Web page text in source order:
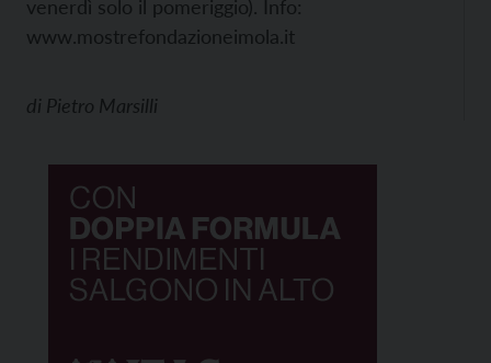
venerdì solo il pomeriggio). Info:
www.mostrefondazioneimola.it
di Pietro Marsilli